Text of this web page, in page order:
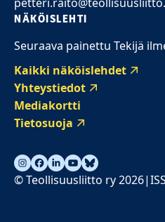
NÄKÖISLEHTI
Seuraava painettu Tekijä
Kaikki näköislehdet
Yhteystiedot
Mediakortti
Tietosuoja
© Teollisuusliitto ry 2026|